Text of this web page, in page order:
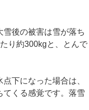
後の被害は雪が落ち
り約300kgと、とんで
下になった場合は、
てくる感覚です。落雪